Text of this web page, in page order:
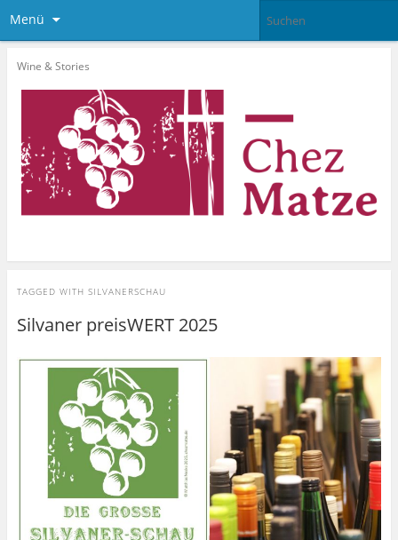
Menü
Wine & Stories
TAGGED WITH SILVANERSCHAU
Silvaner preisWERT 2025